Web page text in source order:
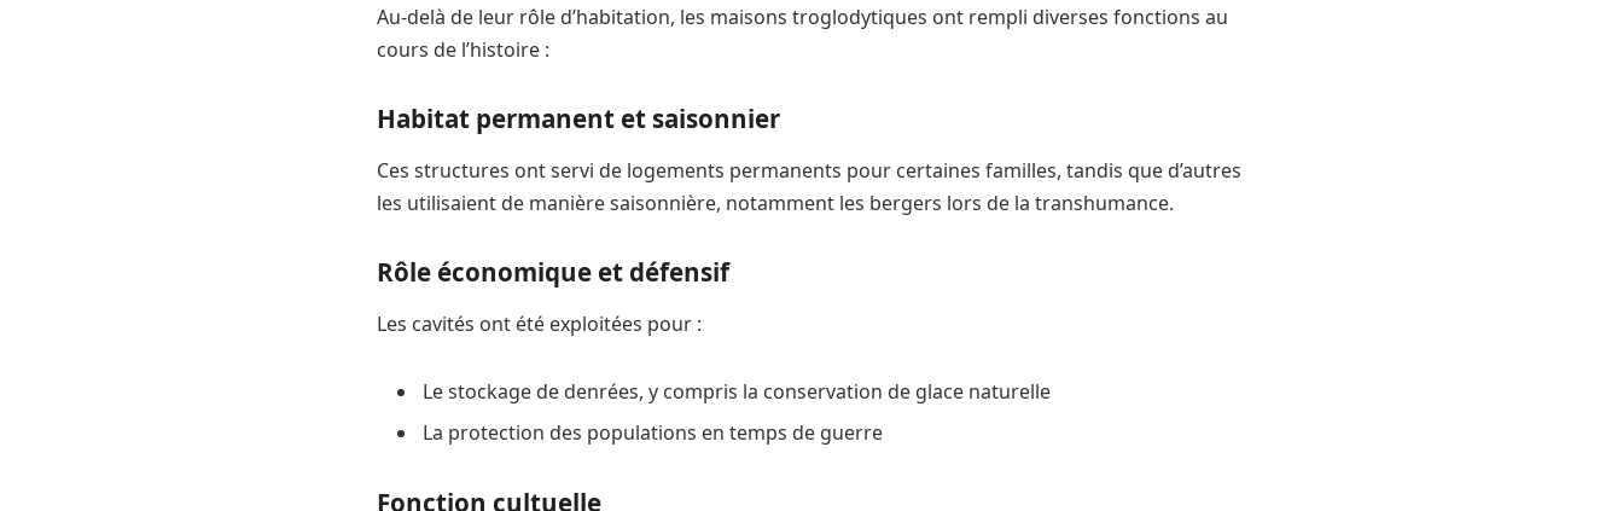
Au-delà de leur rôle d’habitation, les maisons troglodytiques ont rempli diverses fonctions au
cours de l’histoire :
Habitat permanent et saisonnier
Ces structures ont servi de logements permanents pour certaines familles, tandis que d’autres
les utilisaient de manière saisonnière, notamment les bergers lors de la transhumance.
Rôle économique et défensif
Les cavités ont été exploitées pour :
Le stockage de denrées, y compris la conservation de glace naturelle
La protection des populations en temps de guerre
Fonction cultuelle